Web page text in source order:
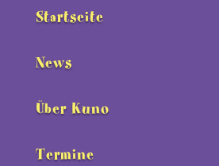
Startseite
News
Über Kuno
Termine